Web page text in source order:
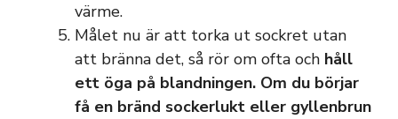
värme.
Målet nu är att torka ut sockret utan
att bränna det, så rör om ofta och håll
ett öga på blandningen. Om du börjar
få en bränd sockerlukt eller gyllenbrun